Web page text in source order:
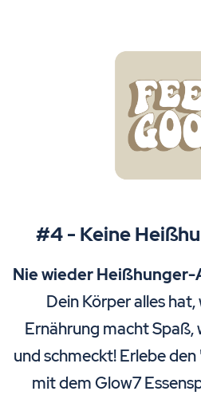
#4 - Keine
Nie wieder Heißhunger-
Dein Körper alles
Ernährung macht Spaß,
und schmeckt! Erlebe den
mit dem Glow7